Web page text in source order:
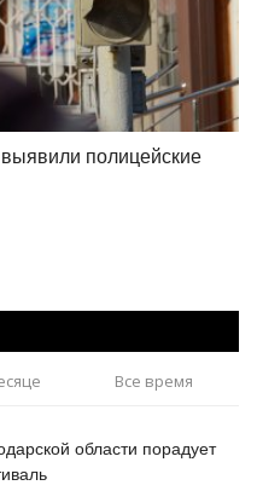
полицейские
Все время
области порадует